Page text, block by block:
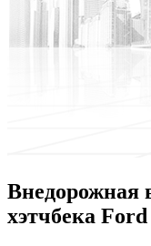
Внедорожная
хэтчбека